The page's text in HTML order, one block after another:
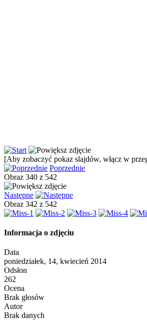
[Aby zobaczyć pokaz slajdów, włącz w
Poprzednie
Obraz 340 z 542
Następne
Obraz 342 z 542
Informacja o zdjęciu
Data
poniedziałek, 14, kwiecień 2014
Odsłon
262
Ocena
Brak głosów
Autor
Brak danych